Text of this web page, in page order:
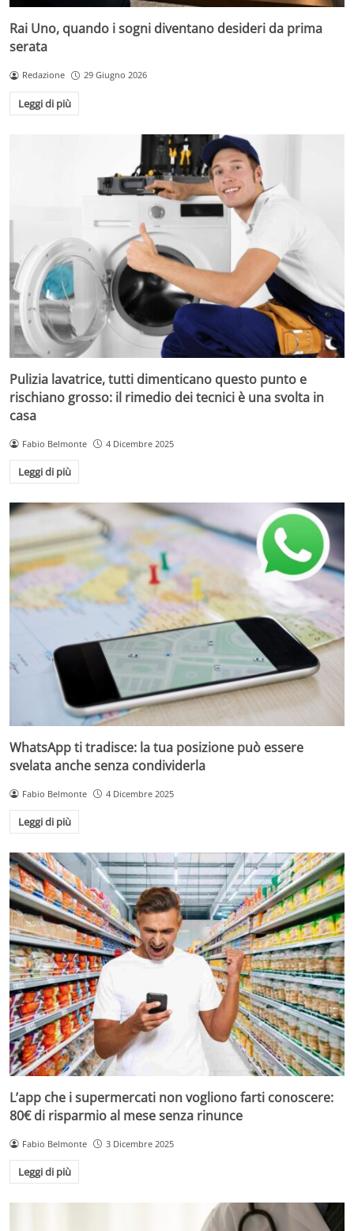
Rai Uno, quando i sogni diventano desideri da prima
serata
Redazione 29 Giugno 2026
Leggi di più
Pulizia lavatrice, tutti dimenticano questo punto e
rischiano grosso: il rimedio dei tecnici è una svolta in
casa
Fabio Belmonte 4 Dicembre 2025
Leggi di più
WhatsApp ti tradisce: la tua posizione può essere
svelata anche senza condividerla
Fabio Belmonte 4 Dicembre 2025
Leggi di più
L’app che i supermercati non vogliono farti conoscere:
80€ di risparmio al mese senza rinunce
Fabio Belmonte 3 Dicembre 2025
Leggi di più